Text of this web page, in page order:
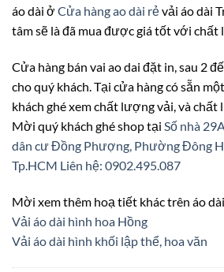
áo dài ở Cửa hàng ao dài rẻvải áo dài
tâm sẽ là đã mua được giá tốt với chất
Cửa hàng bán vai ao dai đặt in, sau 2
cho quý khách. Tại cửa hàng có sẵn
khách ghé xem chất lượng vải, và chất
Mời quý khách ghé shop tại Số nhà
dân cư Đồng Phượng, Phường Đông
Tp.HCM Liên hệ: 0902.495.087
Mời xem thêm hoạ tiết khác trên áo
Vải áo dài hình hoa Hồng
Vải áo dài hình khối lập thể, hoa văn